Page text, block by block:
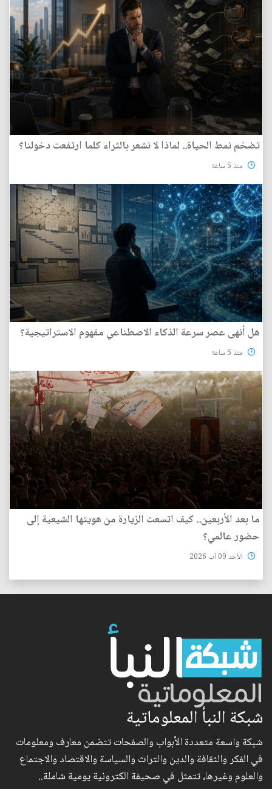
تضخم نمط الحياة.. لماذا لا نشعر بالثراء كلما ارتفعت دخولنا؟
منذ 5 ساعة
هل أنهى عصر سرعة الذكاء الاصطناعي مفهوم الاستراتيجية؟
منذ 5 ساعة
ما بعد الأربعين.. كيف اتسعت الزيارة من هويتها الشيعية إلى
حضور عالمي؟
الأحد 09 آب 2026
شبكة النبأ المعلوماتية
شبكة واسعة متعددة الأبواب والصفحات تتضمن معارف ومعلومات
في الفكر والثقافة والدين والتراث والسياسة والاقتصاد والاجتماع
والعلوم وغيرها، تتمثل في صحيفة الكترونية يومية شاملة..